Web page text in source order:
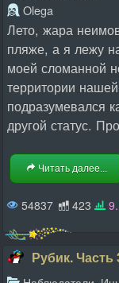
Olega
Лето, жара
пляже, а я лежу
моей сломанной
территории
подразумевался
другой статус.
Читать далее...
54837 423
Рубик. Часть